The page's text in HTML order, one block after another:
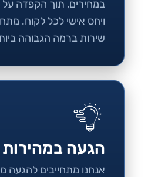
במחירים, תוך הקפדה על
ויחס אישי לכל לקוח.
שירות ברמה הגבוהה
הגעה במהירות
אנחנו מתחייבים להגעה